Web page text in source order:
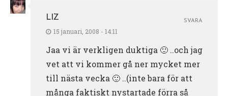
LIZ
15 januari, 2008 - 14:11
Jaa vi är verkligen duktiga 🙂 ..och jag
vet att vi kommer gå ner mycket mer
till nästa vecka 🙂 ..(inte bara för att
många faktiskt nystartade förra så
SVARA